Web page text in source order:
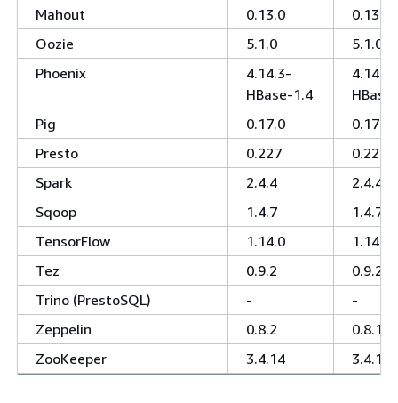
Mahout
0.13.0
0.13.0
Oozie
5.1.0
5.1.0
Phoenix
4.14.3-
HBase-1.4
4.14.2-
Pig
0.17.0
0.17.0
Presto
0.227
0.224
Spark
2.4.4
2.4.4
Sqoop
1.4.7
1.4.7
TensorFlow
1.14.0
1.14.0
Tez
0.9.2
0.9.2
Trino (PrestoSQL)
-
-
Zeppelin
0.8.2
0.8.1
ZooKeeper
3.4.14 3.4.14